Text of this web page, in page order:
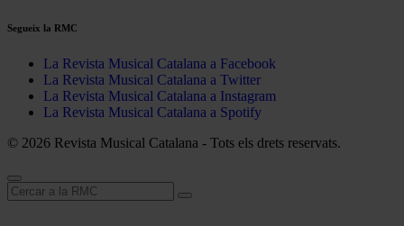
Segueix la RMC
La Revista Musical Catalana a Facebook
La Revista Musical Catalana a Twitter
La Revista Musical Catalana a Instagram
La Revista Musical Catalana a Spotify
© 2026 Revista Musical Catalana - Tots els drets reservats.
Cerca